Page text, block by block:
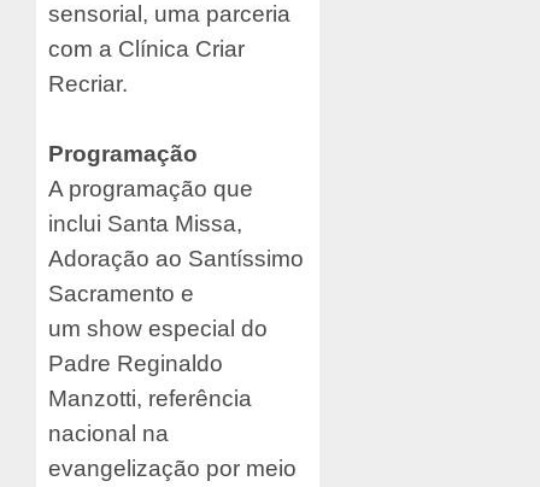
sensorial, uma parceria
com a Clínica Criar
Recriar.
Programação
A programação que
inclui Santa Missa,
Adoração ao Santíssimo
Sacramento e
um show especial do
Padre Reginaldo
Manzotti, referência
nacional na
evangelização por meio